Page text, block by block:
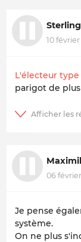
10 février
L'électeur
parigot de plus
06 février
Je pense
système.
On ne plus